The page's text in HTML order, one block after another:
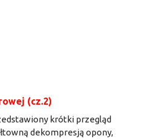
(cz.2)
krótki przegląd
dekompresją opony,